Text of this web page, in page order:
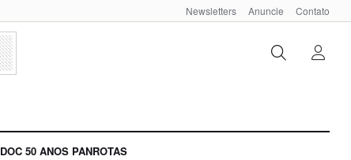
Newsletters Anuncie Contato
DOC 50 ANOS PANROTAS